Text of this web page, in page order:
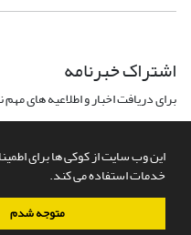
این وب سایت از کوکی ها برای
خدمات استفاده می کند.
متوجه شدم
اشتراک خبرنامه
برای دریافت اخبار و اطلاعیه های
سامانه مدیریت نشریات علمی.